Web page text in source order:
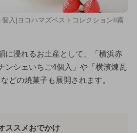
入|ヨコハマズベストコレクションII霧
に浸れるお土産として、「横浜赤
ンシェいちご4個入」や「横濱煉瓦
どの焼菓子も展開されます。
ススメおでかけ